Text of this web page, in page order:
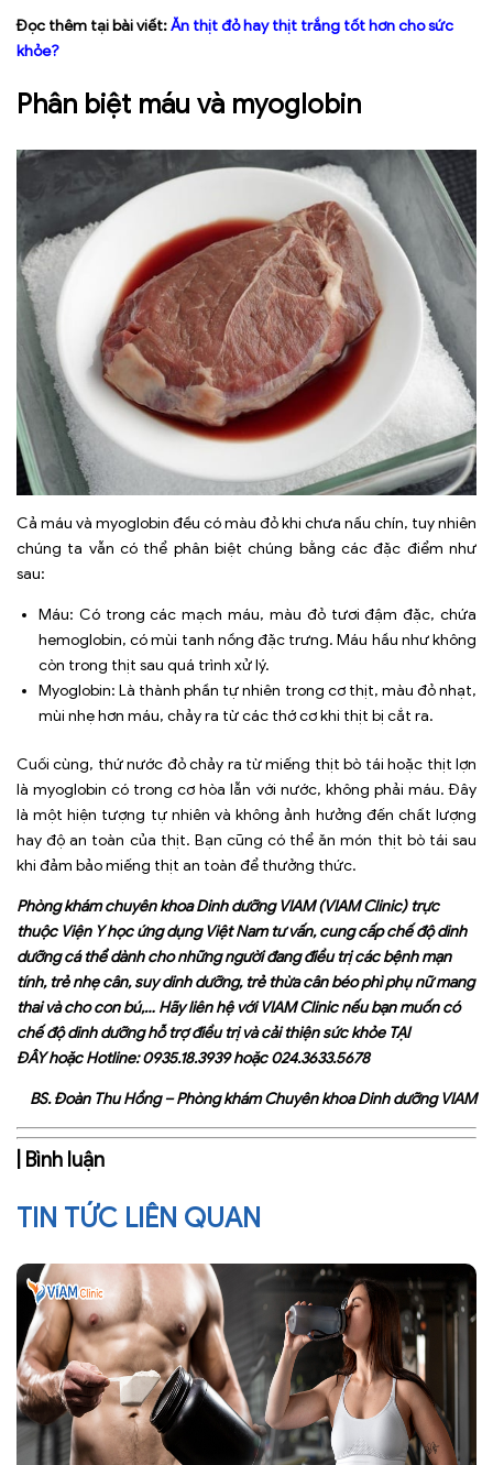
Đọc thêm tại bài viết:Ăn thịt đỏ hay thịt trắng tốt hơn cho sức
khỏe?
Phân biệt máu và myoglobin
Cả máu và myoglobin đều có màu đỏ khi chưa nấu chín, tuy nhiên
chúng ta vẫn có thể phân biệt chúng bằng các đặc điểm như
sau:
Máu: Có trong các mạch máu, màu đỏ tươi đậm đặc, chứa
hemoglobin, có mùi tanh nồng đặc trưng. Máu hầu như không
còn trong thịt sau quá trình xử lý.
Myoglobin: Là thành phần tự nhiên trong cơ thịt, màu đỏ nhạt,
mùi nhẹ hơn máu, chảy ra từ các thớ cơ khi thịt bị cắt ra.
Cuối cùng, thứ nước đỏ chảy ra từ miếng thịt bò tái hoặc thịt lợn
là myoglobin có trong cơ hòa lẫn với nước, không phải máu. Đây
là một hiện tượng tự nhiên và không ảnh hưởng đến chất lượng
hay độ an toàn của thịt. Bạn cũng có thể ăn món thịt bò tái sau
khi đảm bảo miếng thịt an toàn để thưởng thức.
Phòng khám chuyên khoa Dinh dưỡng VIAM (VIAM Clinic) trực
thuộc Viện Y học ứng dụng Việt Nam tư vấn, cung cấp chế độ dinh
dưỡng cá thể dành cho những người đang điều trị các bệnh mạn
tính, trẻ nhẹ cân, suy dinh dưỡng, trẻ thừa cân béo phì phụ nữ mang
thai và cho con bú,… Hãy liên hệ với VIAM Clinic nếu bạn muốn có
chế độ dinh dưỡng hỗ trợ điều trị và cải thiện sức khỏe TẠI
ĐÂYhoặc Hotline: 0935.18.3939 hoặc 024.3633.5678
BS. Đoàn Thu Hồng – Phòng khám Chuyên khoa Dinh dưỡng VIAM
| Bình luận
TIN TỨC LIÊN QUAN